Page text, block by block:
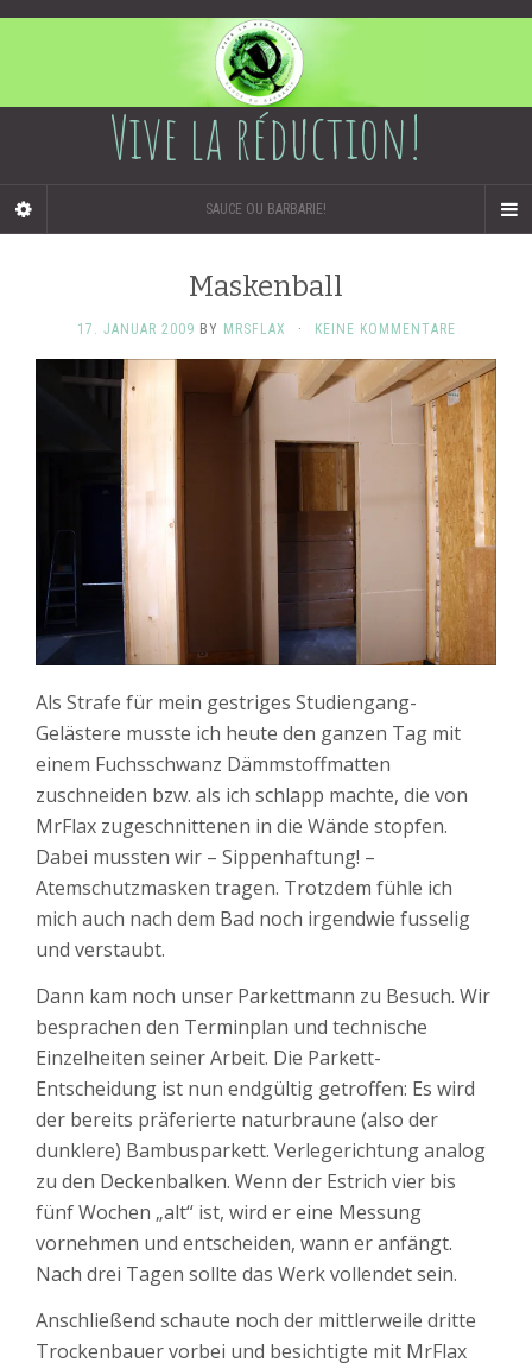
Vive la réduction!
SAUCE OU BARBARIE!
Maskenball
17. JANUAR 2009 BY MRSFLAX · KEINE KOMMENTARE
Als Strafe für mein gestriges Studiengang-
Gelästere musste ich heute den ganzen Tag mit
einem Fuchsschwanz Dämmstoffmatten
zuschneiden bzw. als ich schlapp machte, die von
MrFlax zugeschnittenen in die Wände stopfen.
Dabei mussten wir – Sippenhaftung! –
Atemschutzmasken tragen. Trotzdem fühle ich
mich auch nach dem Bad noch irgendwie fusselig
und verstaubt.
Dann kam noch unser Parkettmann zu Besuch. Wir
besprachen den Terminplan und technische
Einzelheiten seiner Arbeit. Die Parkett-
Entscheidung ist nun endgültig getroffen: Es wird
der bereits präferierte naturbraune (also der
dunklere) Bambusparkett. Verlegerichtung analog
zu den Deckenbalken. Wenn der Estrich vier bis
fünf Wochen „alt“ ist, wird er eine Messung
vornehmen und entscheiden, wann er anfängt.
Nach drei Tagen sollte das Werk vollendet sein.
Anschließend schaute noch der mittlerweile dritte
Trockenbauer vorbei und besichtigte mit MrFlax